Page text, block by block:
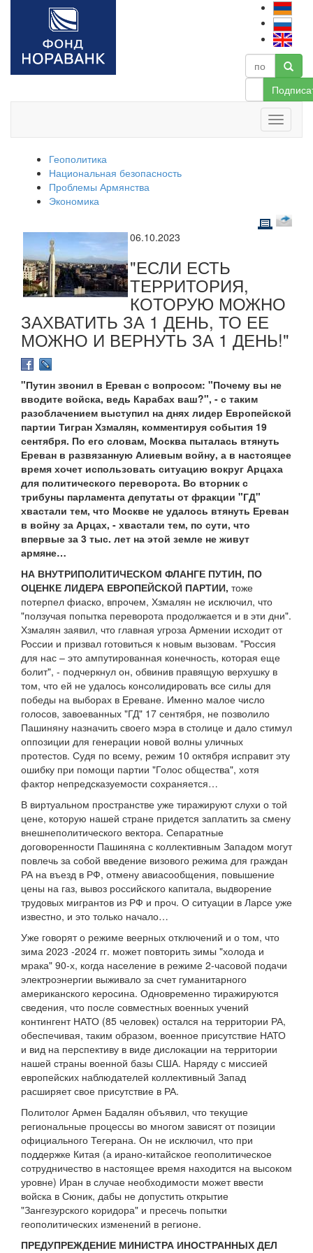
Геополитика
Национальная безопасность
Проблемы Армянства
Экономика
06.10.2023
"ЕСЛИ ЕСТЬ
ТЕРРИТОРИЯ,
КОТОРУЮ МОЖНО
ЗАХВАТИТЬ ЗА 1 ДЕНЬ, ТО ЕЕ
МОЖНО И ВЕРНУТЬ ЗА 1 ДЕНЬ!"
"Путин звонил в Ереван с вопросом: "Почему вы не
вводите войска, ведь Карабах ваш?", - с таким
разоблачением выступил на днях лидер Европейской
партии Тигран Хзмалян, комментируя события 19
сентября. По его словам, Москва пыталась втянуть
Ереван в развязанную Алиевым войну, а в настоящее
время хочет использовать ситуацию вокруг Арцаха
для политического переворота. Во вторник с
трибуны парламента депутаты от фракции "ГД"
хвастали тем, что Москве не удалось втянуть Ереван
в войну за Арцах, - хвастали тем, по сути, что
впервые за 3 тыс. лет на этой земле не живут
армяне…
НА ВНУТРИПОЛИТИЧЕСКОМ ФЛАНГЕ ПУТИН, ПО
ОЦЕНКЕ ЛИДЕРА ЕВРОПЕЙСКОЙ ПАРТИИ, тоже
потерпел фиаско, впрочем, Хзмалян не исключил, что
"ползучая попытка переворота продолжается и в эти дни".
Хзмалян заявил, что главная угроза Армении исходит от
России и призвал готовиться к новым вызовам. "Россия
для нас – это ампутированная конечность, которая еще
болит", - подчеркнул он, обвинив правящую верхушку в
том, что ей не удалось консолидировать все силы для
победы на выборах в Ереване. Именно малое число
голосов, завоеванных "ГД" 17 сентября, не позволило
Пашиняну назначить своего мэра в столице и дало стимул
оппозиции для генерации новой волны уличных
протестов. Судя по всему, режим 10 октября исправит эту
ошибку при помощи партии "Голос общества", хотя
фактор непредсказуемости сохраняется…
В виртуальном пространстве уже тиражируют слухи о той
цене, которую нашей стране придется заплатить за смену
внешнеполитического вектора. Сепаратные
договоренности Пашиняна с коллективным Западом могут
повлечь за собой введение визового режима для граждан
РА на въезд в РФ, отмену авиасообщения, повышение
цены на газ, вывоз российского капитала, выдворение
трудовых мигрантов из РФ и проч. О ситуации в Ларсе уже
известно, и это только начало…
Уже говорят о режиме веерных отключений и о том, что
зима 2023 -2024 гг. может повторить зимы "холода и
мрака" 90-х, когда население в режиме 2-часовой подачи
электроэнергии выживало за счет гуманитарного
американского керосина. Одновременно тиражируются
сведения, что после совместных военных учений
контингент НАТО (85 человек) остался на территории РА,
обеспечивая, таким образом, военное присутствие НАТО
и вид на перспективу в виде дислокации на территории
нашей страны военной базы США. Наряду с миссией
европейских наблюдателей коллективный Запад
расширяет свое присутствие в РА.
Политолог Армен Бадалян объявил, что текущие
региональные процессы во многом зависят от позиции
официального Тегерана. Он не исключил, что при
поддержке Китая (а ирано-китайское геополитическое
сотрудничество в настоящее время находится на высоком
уровне) Иран в случае необходимости может ввести
войска в Сюник, дабы не допустить открытие
"Зангезурского коридора" и пресечь попытки
геополитических изменений в регионе.
ПРЕДУПРЕЖДЕНИЕ МИНИСТРА ИНОСТРАННЫХ ДЕЛ